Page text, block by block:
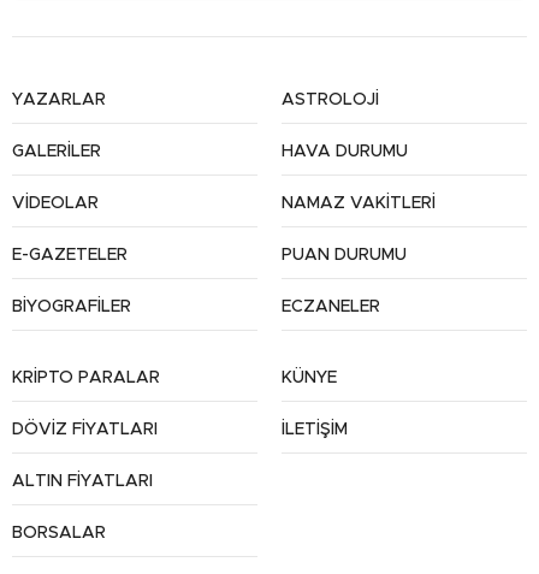
YAZARLAR
GALERİLER
VİDEOLAR
E-GAZETELER
BİYOGRAFİLER
ASTROLOJİ
HAVA DURUMU
NAMAZ VAKİTLERİ
PUAN DURUMU
ECZANELER
KRİPTO PARALAR
DÖVİZ FİYATLARI
ALTIN FİYATLARI
BORSALAR
KÜNYE
İLETİŞİM